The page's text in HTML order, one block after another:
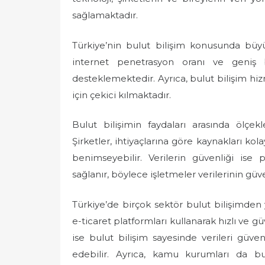
sağlamaktadır.
Türkiye’nin bulut bilişim konusunda
internet penetrasyon oranı ve geniş
desteklemektedir. Ayrıca, bulut bilişim
için çekici kılmaktadır.
Bulut bilişimin faydaları arasında
Şirketler, ihtiyaçlarına göre kaynakları
benimseyebilir. Verilerin güvenliği ise
sağlanır, böylece işletmeler verilerinin
Türkiye’de birçok sektör bulut bilişimden
e-ticaret platformları kullanarak hızlı ve
ise bulut bilişim sayesinde verileri
edebilir. Ayrıca, kamu kurumları da